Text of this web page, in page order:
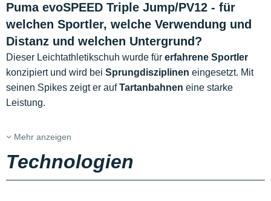
Puma evoSPEED Triple Jump/PV12 - für
welchen Sportler, welche Verwendung und
Distanz und welchen Untergrund?
Dieser Leichtathletikschuh wurde für erfahrene Sportler
konzipiert und wird bei Sprungdisziplinen eingesetzt. Mit
seinen Spikes zeigt er aufTartanbahnen eine starke
Leistung.
Mehr anzeigen
Technologien